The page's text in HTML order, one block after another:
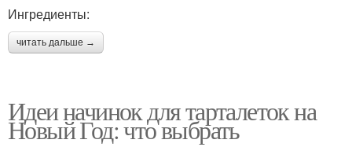
Ингредиенты:
читать дальше →
Идеи начинок для тарталеток на
Новый Год: что выбрать